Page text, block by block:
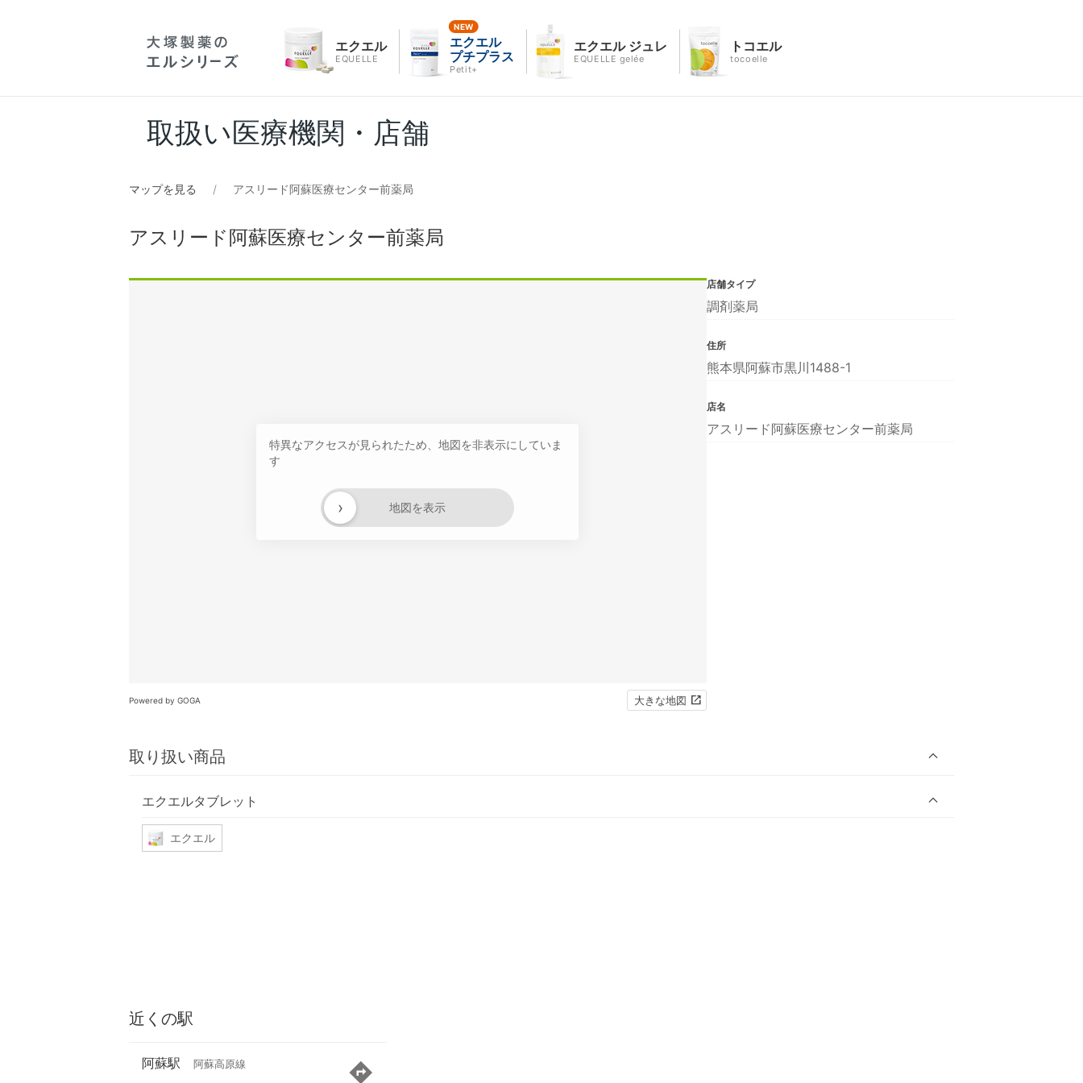
エクエル
EQUELLE
エクエル
プチプラス
Petit+
エクエル ジュレ
EQUELLE gelée
トコエル
tocoelle
取扱い医療機関・店舗
マップを見る アスリード阿蘇医療センター前薬局
アスリード阿蘇医療センター前薬局
特異なアクセスが見られたため、地図を非表示にしていま
す
地図を表示
›
Powered by GOGA 大きな地図
取り扱い商品
エクエルタブレット
エクエル
店舗タイプ
調剤薬局
住所
熊本県阿蘇市黒川1488-1
店名
アスリード阿蘇医療センター前薬局
近くの駅
阿蘇駅 阿蘇高原線